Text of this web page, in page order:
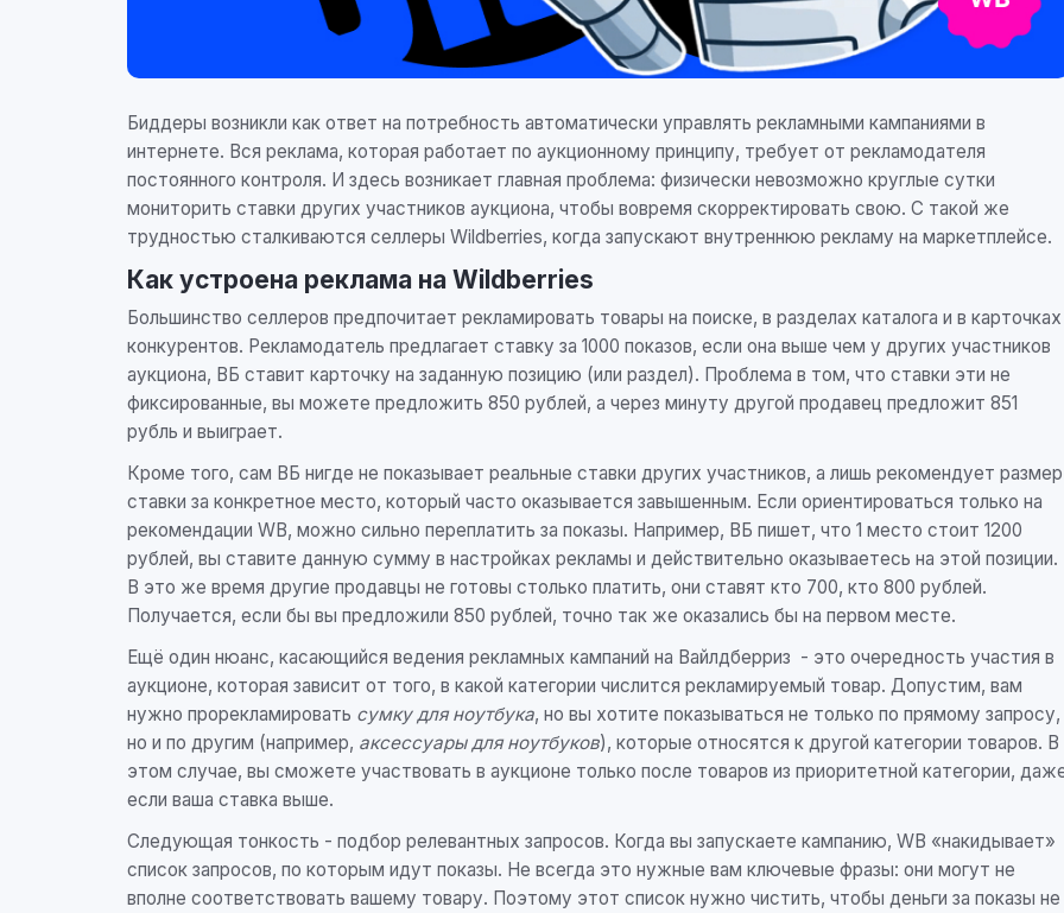
Биддеры возникли как ответ на потребность автоматически управлять рекламными кампаниями в
интернете. Вся реклама, которая работает по аукционному принципу, требует от рекламодателя
постоянного контроля. И здесь возникает главная проблема: физически невозможно круглые сутки
мониторить ставки других участников аукциона, чтобы вовремя скорректировать свою. С такой же
трудностью сталкиваются селлеры Wildberries, когда запускают внутреннюю рекламу на маркетплейсе.
Как устроена реклама на Wildberries
Большинство селлеров предпочитает рекламировать товары на поиске, в разделах каталога и в карточках
конкурентов. Рекламодатель предлагает ставку за 1000 показов, если она выше чем у других участников
аукциона, ВБ ставит карточку на заданную позицию (или раздел). Проблема в том, что ставки эти не
фиксированные, вы можете предложить 850 рублей, а через минуту другой продавец предложит 851
рубль и выиграет.
Кроме того, сам ВБ нигде не показывает реальные ставки других участников, а лишь рекомендует размер
ставки за конкретное место, который часто оказывается завышенным. Если ориентироваться только на
рекомендации WB, можно сильно переплатить за показы. Например, ВБ пишет, что 1 место стоит 1200
рублей, вы ставите данную сумму в настройках рекламы и действительно оказываетесь на этой позиции.
В это же время другие продавцы не готовы столько платить, они ставят кто 700, кто 800 рублей.
Получается, если бы вы предложили 850 рублей, точно так же оказались бы на первом месте.
Ещё один нюанс, касающийся ведения рекламных кампаний на Вайлдберриз - это очередность участия в
аукционе, которая зависит от того, в какой категории числится рекламируемый товар. Допустим, вам
нужно прорекламировать сумку для ноутбука, но вы хотите показываться не только по прямому запросу,
но и по другим (например, аксессуары для ноутбуков), которые относятся к другой категории товаров. В
этом случае, вы сможете участвовать в аукционе только после товаров из приоритетной категории,
если ваша ставка выше.
Следующая тонкость - подбор релевантных запросов. Когда вы запускаете кампанию, WB «накидывает»
список запросов, по которым идут показы. Не всегда это нужные вам ключевые фразы: они могут не
вполне соответствовать вашему товару. Поэтому этот список нужно чистить, чтобы деньги за показы не